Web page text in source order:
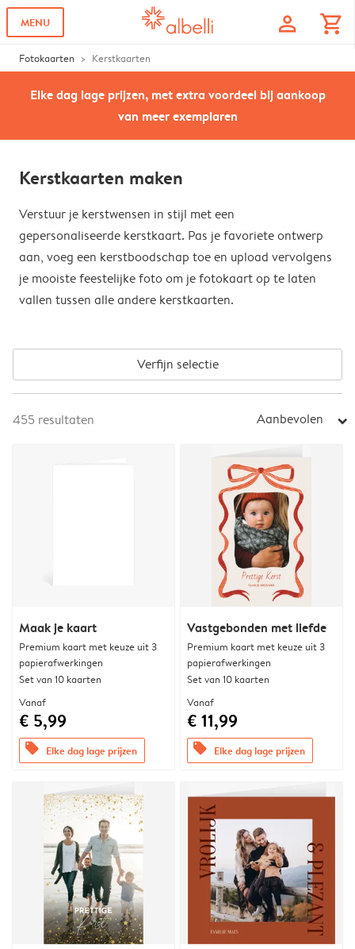
MENU profile shopping_cart
Fotokaarten Kerstkaarten
Elke dag lage prijzen, met extra voordeel bij aankoop
van meer exemplaren
Kerstkaarten maken
Verstuur je kerstwensen in stijl met een
gepersonaliseerde kerstkaart. Pas je favoriete ontwerp
aan, voeg een kerstboodschap toe en upload vervolgens
je mooiste feestelijke foto om je fotokaart op te laten
vallen tussen alle andere kerstkaarten.
Verfijn selectie
455 resultaten Aanbevolen arrow_right
Maak je kaart
Premium kaart met keuze uit 3
papierafwerkingen
Set van 10 kaarten
Vanaf
€ 5,99
offers Elke dag lage prijzen
Vastgebonden met liefde
Premium kaart met keuze uit 3
papierafwerkingen
Set van 10 kaarten
Vanaf
€ 11,99
offers Elke dag lage prijzen